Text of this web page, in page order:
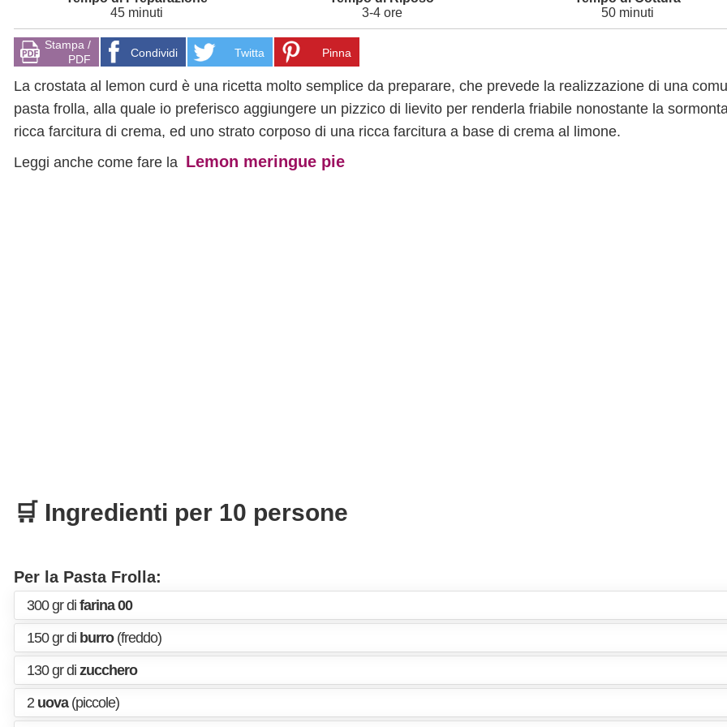
45 minuti 3-4 ore 50 minuti
Stampa /
PDF
Condividi Twitta Pinna
La crostata al lemon curd è una ricetta molto semplice da preparare, che prevede la realizzazione di una
pasta frolla, alla quale io preferisco aggiungere un pizzico di lievito per renderla friabile nonostante la
ricca farcitura di crema, ed uno strato corposo di una ricca farcitura a base di crema al limone.
Leggi anche come fare la Lemon meringue pie
🛒 Ingredienti per 10 persone
Per la Pasta Frolla:
300 gr di farina 00
150 gr di burro(freddo)
130 gr di zucchero
2 uova(piccole)